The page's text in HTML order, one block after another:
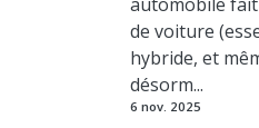
de voiture
hybride, et
désorm...
6 nov. 2025